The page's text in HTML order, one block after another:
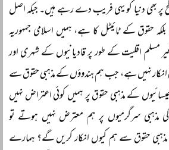
پر بھی دنیا کو یہی فریب دے رہے ہیں۔ جبکہ اصل
بلکہ حقوق کے ٹائیٹل کا ہے، ہمیں اسلامی جمہوریہ
مسلم اقلیت کے طور پر قادیانیوں کے شہری اور
انکار نہیں ہے، جب ہم ہندوؤں کے مذہبی حقوق سے
کے مذہبی حقوق پر ہمیں کوئی اعتراض نہیں
مذہبی سرگرمیوں پر ہم معترض نہیں ہوتے تو
مذہبی حقوق سے ہم کیوں انکار کریں گے؟ ہمارے